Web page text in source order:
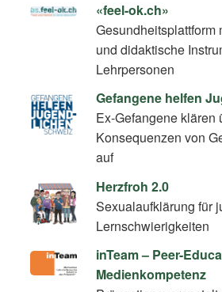
«feel-ok.ch»
Gesundheitsplattform
und didaktische
Lehrpersonen
Gefangene helfen
Ex-Gefangene klären
Konsequenzen von
auf
Herzfroh 2.0
Sexualaufklärung für
Lernschwierigkeiten
inTeam – Peer-
Medienkompetenz